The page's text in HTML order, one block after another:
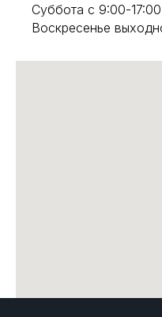
Суббота с 9:00-17:00
Воскресенье